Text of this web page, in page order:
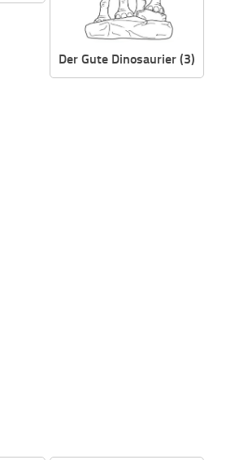
Der Gute Dinosaurier (3)